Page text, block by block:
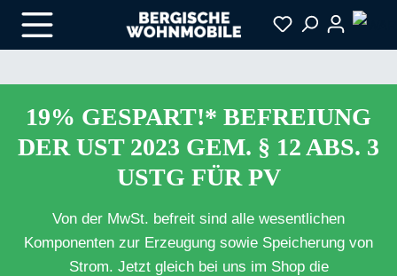
19% GESPART!* BEFREIUNG
DER UST 2023 GEM. § 12 ABS. 3
USTG FÜR PV
Von der MwSt. befreit sind alle wesentlichen
Komponenten zur Erzeugung sowie Speicherung von
Strom. Jetzt gleich bei uns im Shop die